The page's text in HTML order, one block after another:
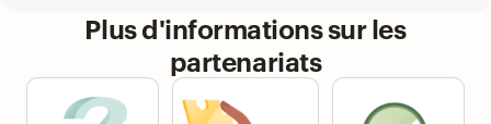
Créateur et hôte de Keep Productive
Ce qu'il y a de mieux avec Todoist ?
Stratège de la productivité
Plus d'informations sur les
partenariats